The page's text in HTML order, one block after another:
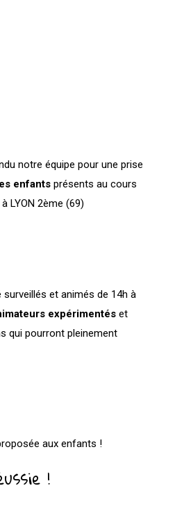
notre équipe pour une prise
enfants présents au cours
LYON 2ème (69)
surveillés et animés de 14h à
expérimentés et
qui pourront pleinement
aux enfants !
!